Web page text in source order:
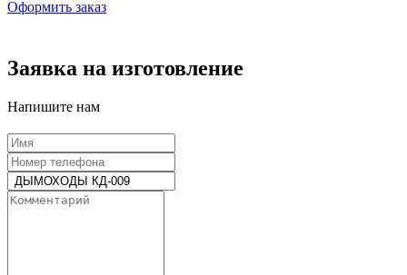
Оформить заказ
Заявка на изготовление
Напишите нам